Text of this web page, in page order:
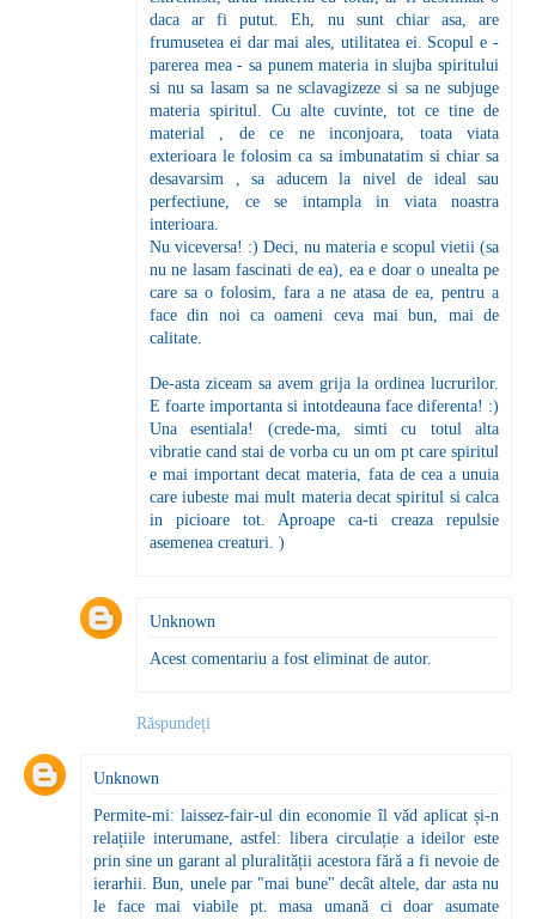
daca ar fi putut. Eh, nu sunt chiar asa, are
frumusetea ei dar mai ales, utilitatea ei. Scopul e -
parerea mea - sa punem materia in slujba spiritului
si nu sa lasam sa ne sclavagizeze si sa ne subjuge
materia spiritul. Cu alte cuvinte, tot ce tine de
material , de ce ne inconjoara, toata viata
exterioara le folosim ca sa imbunatatim si chiar sa
desavarsim , sa aducem la nivel de ideal sau
perfectiune, ce se intampla in viata noastra
interioara.
Nu viceversa! :) Deci, nu materia e scopul vietii (sa
nu ne lasam fascinati de ea), ea e doar o unealta pe
care sa o folosim, fara a ne atasa de ea, pentru a
face din noi ca oameni ceva mai bun, mai de
calitate.
De-asta ziceam sa avem grija la ordinea lucrurilor.
E foarte importanta si intotdeauna face diferenta! :)
Una esentiala! (crede-ma, simti cu totul alta
vibratie cand stai de vorba cu un om pt care spiritul
e mai important decat materia, fata de cea a unuia
care iubeste mai mult materia decat spiritul si calca
in picioare tot. Aproape ca-ti creaza repulsie
asemenea creaturi. )
Unknown
Acest comentariu a fost eliminat de autor.
Răspundeți
Unknown
Permite-mi: laissez-fair-ul din economie îl văd aplicat și-n
relațiile interumane, astfel: libera circulație a ideilor este
prin sine un garant al pluralității acestora fără a fi nevoie de
ierarhii. Bun, unele par "mai bune" decât altele, dar asta nu
le face mai viabile pt. masa umană ci doar asumate